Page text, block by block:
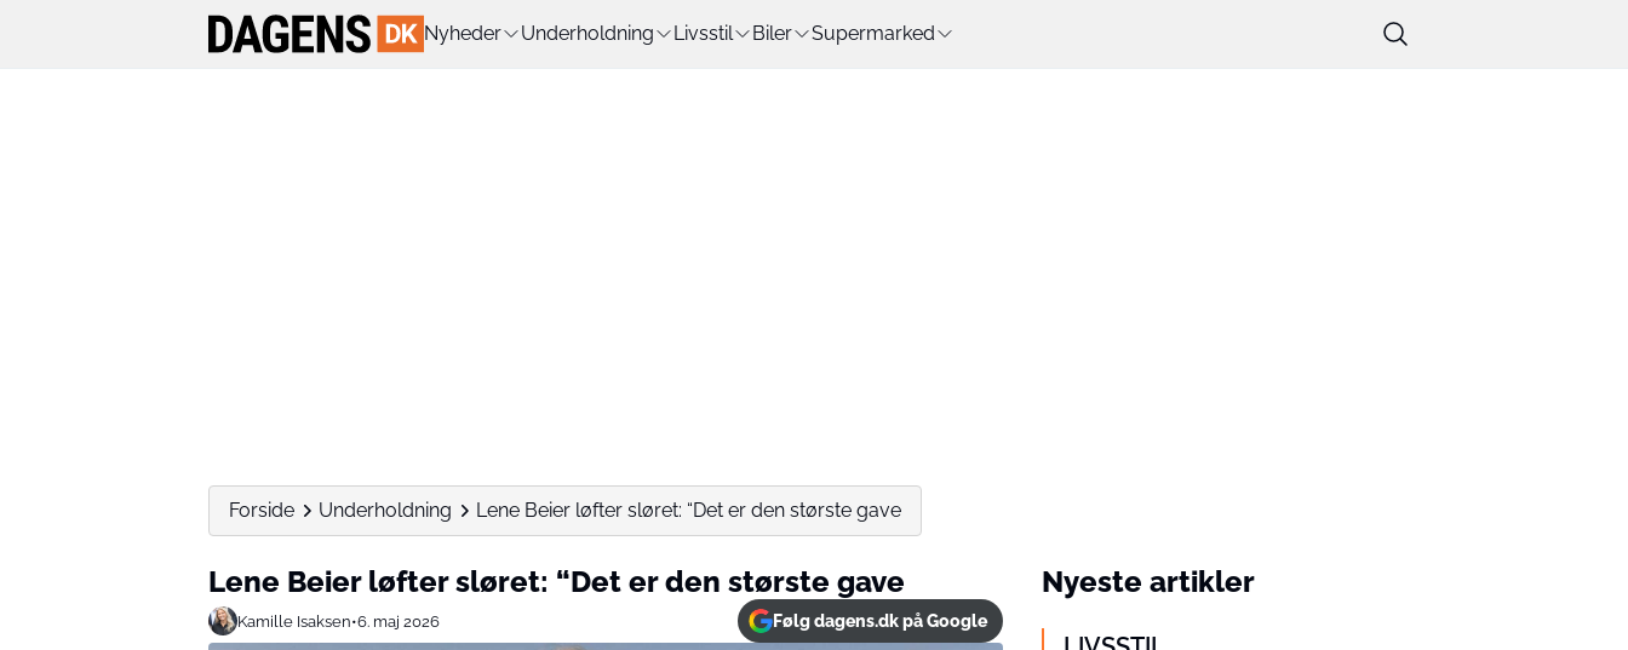
Nyheder Underholdning Livsstil Biler Supermarked
Forside Underholdning Lene Beier løfter sløret: “Det er den største gave
Lene Beier løfter sløret: “Det er den største gave
Kamille Isaksen•6. maj 2026 Følg dagens.dk på Google
Nyeste artikler